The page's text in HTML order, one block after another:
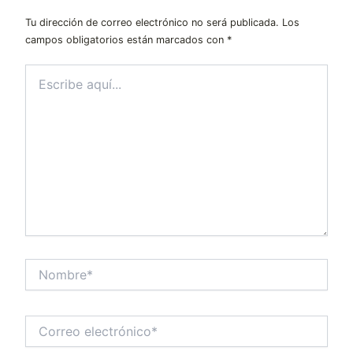
Tu dirección de correo electrónico no será publicada. Los
campos obligatorios están marcados con *
aquí...
electrónico*